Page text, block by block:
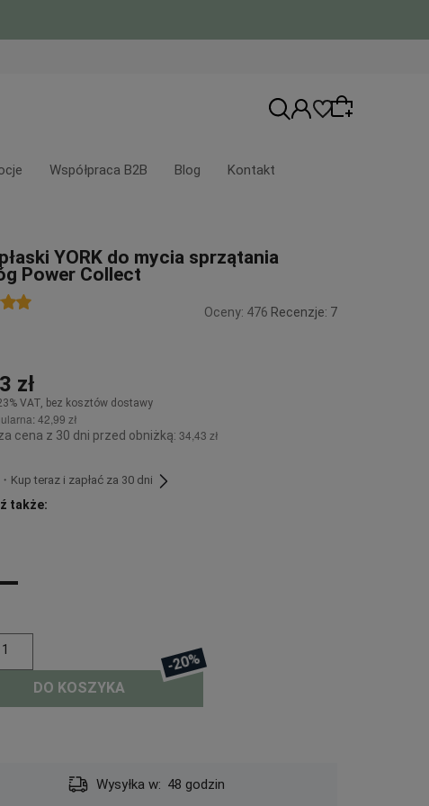
oferty lub zaloguj się, aby przywrócić
dodane produkty do listy z poprzedniej
Współpraca B2B Blog Kontakt
YORK do mycia sprzątania
Power Collect
Oceny: 476 Recenzje: 7
zł
VAT, bez kosztów dostawy
42,99 zł
cena z 30 dni przed obniżką: 34,43 zł
・Kup teraz i zapłać za 30 dni
także:
DO KOSZYKA
-20%
Dostawa: